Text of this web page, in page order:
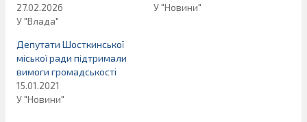
27.02.2026
У "Влада"
У "Новини"
Депутати Шосткинської
міської ради підтримали
вимоги громадськості
15.01.2021
У "Новини"